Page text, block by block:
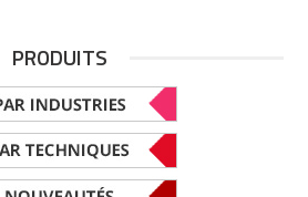
PRODUITS